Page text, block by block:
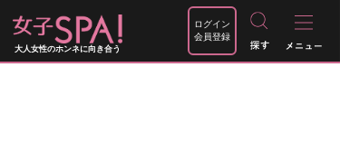
大人女性のホンネに向き合う
ログイン
会員登録